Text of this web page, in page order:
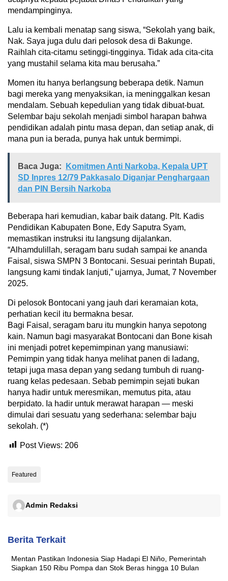
mendampinginya.
Lalu ia kembali menatap sang siswa, “Sekolah yang baik,
Nak. Saya juga dulu dari pelosok desa di Bakunge.
Raihlah cita-citamu setinggi-tingginya. Tidak ada cita-cita
yang mustahil selama kita mau berusaha.”
Momen itu hanya berlangsung beberapa detik. Namun
bagi mereka yang menyaksikan, ia meninggalkan kesan
mendalam. Sebuah kepedulian yang tidak dibuat-buat.
Selembar baju sekolah menjadi simbol harapan bahwa
pendidikan adalah pintu masa depan, dan setiap anak, di
mana pun ia berada, punya hak untuk bermimpi.
Baca Juga:
Komitmen Anti Narkoba, Kepala UPT
SD Inpres 12/79 Pakkasalo Diganjar Penghargaan
dan PIN Bersih Narkoba
Beberapa hari kemudian, kabar baik datang. Plt. Kadis
Pendidikan Kabupaten Bone, Edy Saputra Syam,
memastikan instruksi itu langsung dijalankan.
“Alhamdulillah, seragam baru sudah sampai ke ananda
Faisal, siswa SMPN 3 Bontocani. Sesuai perintah Bupati,
langsung kami tindak lanjuti,” ujarnya, Jumat, 7 November
2025.
Di pelosok Bontocani yang jauh dari keramaian kota,
perhatian kecil itu bermakna besar.
Bagi Faisal, seragam baru itu mungkin hanya sepotong
kain. Namun bagi masyarakat Bontocani dan Bone kisah
ini menjadi potret kepemimpinan yang manusiawi:
Pemimpin yang tidak hanya melihat panen di ladang,
tetapi juga masa depan yang sedang tumbuh di ruang-
ruang kelas pedesaan. Sebab pemimpin sejati bukan
hanya hadir untuk meresmikan, memutus pita, atau
berpidato. Ia hadir untuk merawat harapan — meski
dimulai dari sesuatu yang sederhana: selembar baju
sekolah. (*)
Post Views: 206
Featured
Admin Redaksi
Berita Terkait
Mentan Pastikan Indonesia Siap Hadapi El Niño, Pemerintah
Siapkan 150 Ribu Pompa dan Stok Beras hingga 10 Bulan